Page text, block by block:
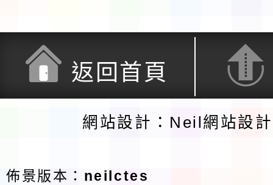
返回首頁
網站設計：Neil網站設
佈景版本： neilctes